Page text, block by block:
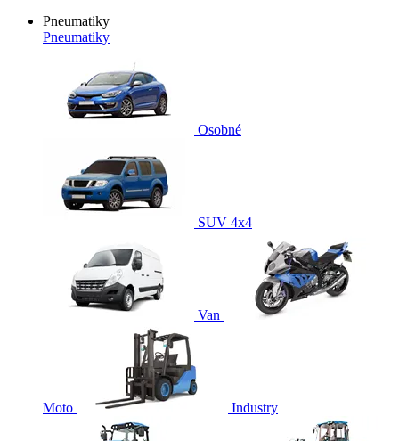
Pneumatiky
Pneumatiky
Osobné
SUV 4x4
Van
Moto Industry